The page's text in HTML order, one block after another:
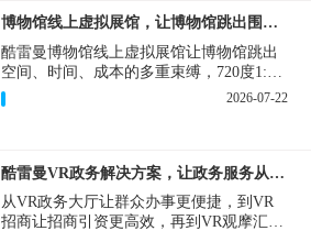
博物馆线上虚拟展馆，让博物馆跳出围墙让历史随处可及
酷雷曼博物馆线上虚拟展馆让博物馆跳出
空间、时间、成本的多重束缚，720度1:1
实景复刻的VR数字展厅，已经成为博物馆
数字化刚需新基建。
2026-07-22
酷雷曼VR政务解决方案，让政务服务从“看得见”开始
从VR政务大厅让群众办事更便捷，到VR
招商让招商引资更高效，再到VR观摩汇报